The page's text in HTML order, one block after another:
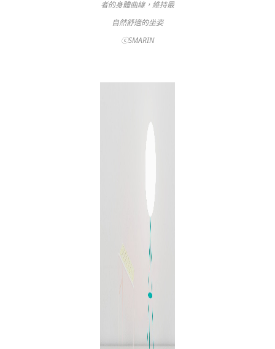
者的身體曲線，維持最
自然舒適的坐姿
ⓒSMARIN